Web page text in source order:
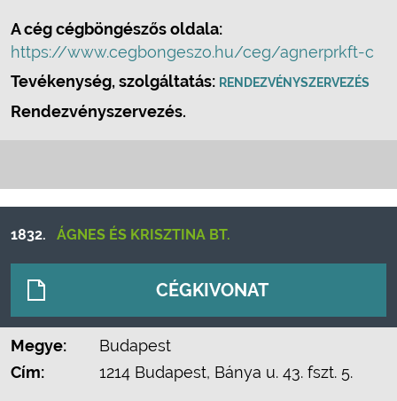
A cég cégböngészős oldala:
https://www.cegbongeszo.hu/ceg/agnerprkft-c
Tevékenység, szolgáltatás: RENDEZVÉNYSZERVEZÉS
Rendezvényszervezés.
1832. ÁGNES ÉS KRISZTINA BT.
CÉGKIVONAT
Megye:
Budapest
Cím:
1214 Budapest, Bánya u. 43. fszt. 5.